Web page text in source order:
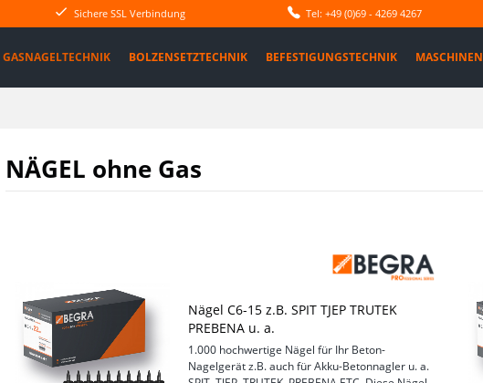
Sichere SSL Verbindung Tel: +49 (0)69 - 4269 4267
GASNAGELTECHNIK BOLZENSETZTECHNIK BEFESTIGUNGSTECHNIK MASCHINEN
NÄGEL ohne Gas
Nägel C6-15 z.B. SPIT TJEP TRUTEK
PREBENA u. a.
1.000 hochwertige Nägel für Ihr Beton-
Nagelgerät z.B. auch für Akku-Betonnagler u. a.